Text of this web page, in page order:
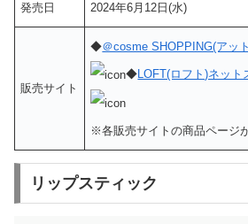
発売日 2024年6月12日(水)
販売サイト
◆＠cosme SHOPPING(アッ
◆LOFT(ロフト)ネット
※各販売サイトの商品ページ
リップスティック